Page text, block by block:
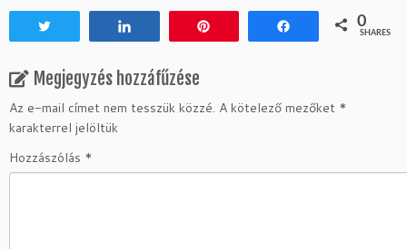
0
SHARES
Megjegyzés hozzáfűzése
Az e-mail címet nem tesszük közzé. A kötelező mezőket *
karakterrel jelöltük
Hozzászólás *